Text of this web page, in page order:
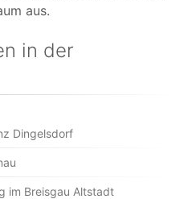
aus.
in der
Dingelsdorf
im Breisgau Altstadt